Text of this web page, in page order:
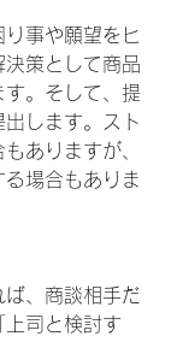
事や願望をヒ
策として商品
。そして、提
します。スト
ありますが、
場合もありま
ば、商談相手だ
上司と検討す